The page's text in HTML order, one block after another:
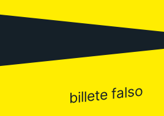
billete falso